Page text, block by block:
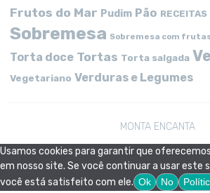
Frutos do Mar Pudim Pão RECEITAS
Sobremesa Sobremesa com
Torta doce Tortas Torta salgada
Vegetariano Verduras e Legumes
MONTA ENCANTA
Usamos cookies para garantir que
em nosso site. Se você continuar a usar este
você está satisfeito com ele. Ok No